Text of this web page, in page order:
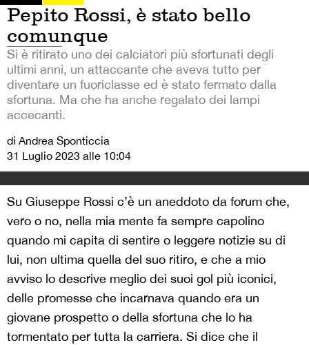
Pepito Rossi, è stato bello
comunque
Si è ritirato uno dei calciatori più sfortunati degli
ultimi anni, un attaccante che aveva tutto per
diventare un fuoriclasse ed è stato fermato dalla
sfortuna. Ma che ha anche regalato dei lampi
accecanti.
di Andrea Sponticcia
31 Luglio 2023 alle 10:04
Su Giuseppe Rossi c’è un aneddoto da forum che,
vero o no, nella mia mente fa sempre capolino
quando mi capita di sentire o leggere notizie su di
lui, non ultima quella del suo ritiro, e che a mio
avviso lo descrive meglio dei suoi gol più iconici,
delle promesse che incarnava quando era un
giovane prospetto o della sfortuna che lo ha
tormentato per tutta la carriera. Si dice che il